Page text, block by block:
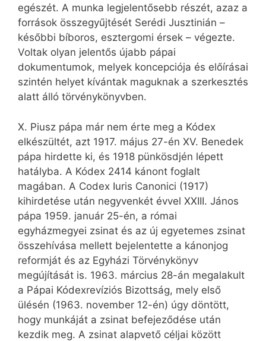
egészét. A munka legjelentősebb részét, azaz a
források összegyűjtését Serédi Jusztinián –
későbbi bíboros, esztergomi érsek – végezte.
Voltak olyan jelentős újabb pápai
dokumentumok, melyek koncepciója és előírásai
szintén helyet kívántak maguknak a szerkesztés
alatt álló törvénykönyvben.
X. Piusz pápa már nem érte meg a Kódex
elkészültét, azt 1917. május 27-én XV. Benedek
pápa hirdette ki, és 1918 pünkösdjén lépett
hatályba. A Kódex 2414 kánont foglalt
magában. A Codex Iuris Canonici (1917)
kihirdetése után negyvenkét évvel XXIII. János
pápa 1959. január 25-én, a római
egyházmegyei zsinat és az új egyetemes zsinat
összehívása mellett bejelentette a kánonjog
reformját és az Egyházi Törvénykönyv
megújítását is. 1963. március 28-án megalakult
a Pápai Kódexrevíziós Bizottság, mely első
ülésén (1963. november 12-én) úgy döntött,
hogy munkáját a zsinat befejeződése után
kezdik meg. A zsinat alapvető céljai között